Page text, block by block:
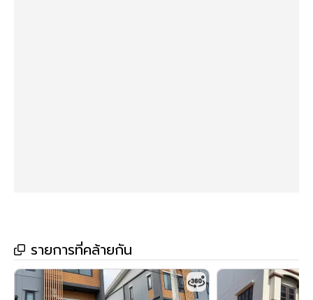
- ใกล้โรงเรียนเทพศิรินทร์ นนทบุรี ,โรงเรียนวรรัตน์ศึกษา ,โรงเรียน
เด่นหล้า ,โรงเรียนเตรียมอุดมศึกษาพัฒนาการ นนทบุรี ,
มหาวิทยาลัยราชพฤกษ์, มหาวิทยาลัยสยาม
รายการที่คล้ายกัน